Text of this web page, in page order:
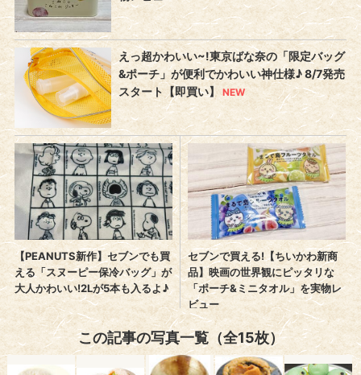
この記事の写真一覧（全15枚）